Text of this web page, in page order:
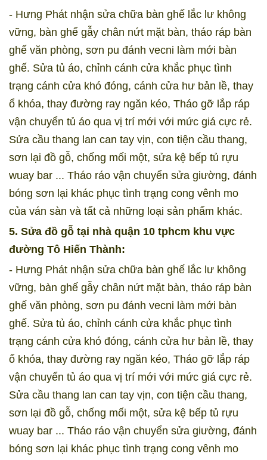
- Hưng Phát nhận sửa chữa bàn ghế lắc lư không
vững, bàn ghế gẫy chân nứt mặt bàn, tháo ráp bàn
ghế văn phòng, sơn pu đánh vecni làm mới bàn
ghế. Sửa tủ áo, chỉnh cánh cửa khắc phục tình
trạng cánh cửa khó đóng, cánh cửa hư bản lề, thay
ổ khóa, thay đường ray ngăn kéo, Tháo gỡ lắp ráp
vận chuyển tủ áo qua vị trí mới với mức giá cực rẻ.
Sửa cầu thang lan can tay vịn, con tiện cầu thang,
sơn lại đồ gỗ, chống mối một, sửa kệ bếp tủ rựu
wuay bar ... Tháo ráo vận chuyển sửa giường, đánh
bóng sơn lại khác phục tình trạng cong vênh mo
của ván sàn và tất cả những loại sản phẩm khác.
5. Sửa đồ gỗ tại nhà quận 10 tphcm khu vực
đường Tô Hiến Thành:
- Hưng Phát nhận sửa chữa bàn ghế lắc lư không
vững, bàn ghế gẫy chân nứt mặt bàn, tháo ráp bàn
ghế văn phòng, sơn pu đánh vecni làm mới bàn
ghế. Sửa tủ áo, chỉnh cánh cửa khắc phục tình
trạng cánh cửa khó đóng, cánh cửa hư bản lề, thay
ổ khóa, thay đường ray ngăn kéo, Tháo gỡ lắp ráp
vận chuyển tủ áo qua vị trí mới với mức giá cực rẻ.
Sửa cầu thang lan can tay vịn, con tiện cầu thang,
sơn lại đồ gỗ, chống mối một, sửa kệ bếp tủ rựu
wuay bar ... Tháo ráo vận chuyển sửa giường, đánh
bóng sơn lại khác phục tình trạng cong vênh mo